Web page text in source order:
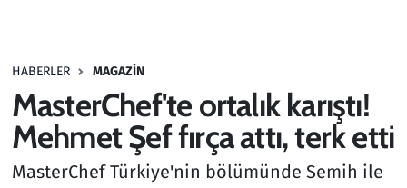
HABERLER MAGAZIN
MasterChef'te ortalık karıştı!
Mehmet Şef fırça attı, terk etti
MasterChef Türkiye'nin bölümünde Semih ile
Haber
Kültür Sanat
Kurumsal Haberler